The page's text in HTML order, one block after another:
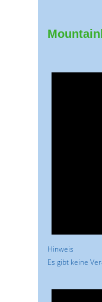
Hinweis
Es gibt keine